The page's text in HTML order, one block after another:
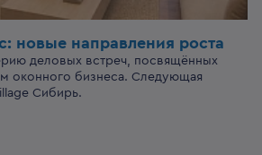
новые направления роста
деловых встреч, посвящённых
оконного бизнеса. Следующая
Сибирь.